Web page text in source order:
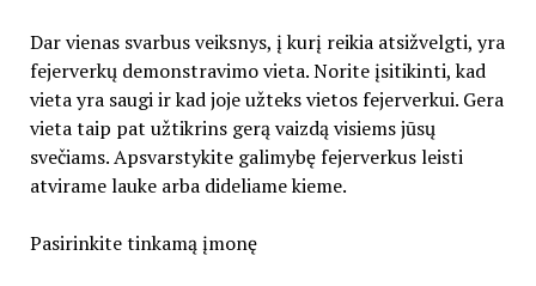
Dar vienas svarbus veiksnys, į kurį reikia atsižvelgti, yra
fejerverkų demonstravimo vieta. Norite įsitikinti, kad
vieta yra saugi ir kad joje užteks vietos fejerverkui. Gera
vieta taip pat užtikrins gerą vaizdą visiems jūsų
svečiams. Apsvarstykite galimybę fejerverkus leisti
atvirame lauke arba dideliame kieme.
Pasirinkite tinkamą įmonę